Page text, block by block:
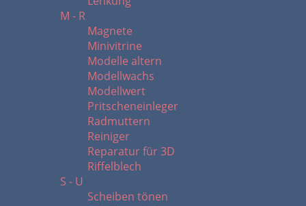
M - R
Magnete
Minivitrine
Modelle altern
Modellwachs
Modellwert
Pritscheneinleger
Radmuttern
Reiniger
Reparatur für 3D
Riffelblech
S - U
Scheiben tönen